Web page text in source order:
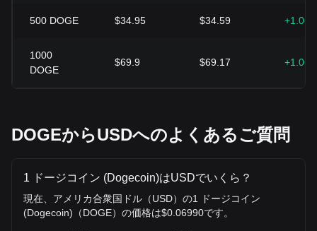
500 DOGE $34.95 $34.59
1000
DOGE
$69.9 $69.17
DOGEからUSDへのよくあるご質問
1 ドージコイン (Dogecoin)はUSDでいくら？
現在、アメリカ合衆国ドル（USD）の1 ドージコイン
(Dogecoin)（DOGE）の価格は$0.06990です。